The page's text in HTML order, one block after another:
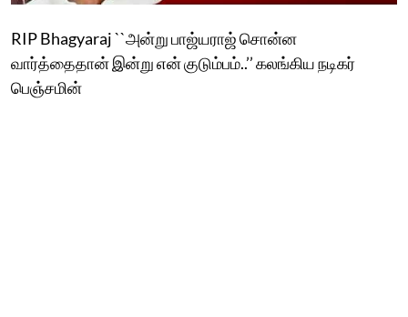
RIP Bhagyaraj ``அன்று பாஜ்யராஜ் சொன்ன
வார்த்தைதான் இன்று என் குடும்பம்..’’ கலங்கிய நடிகர்
பெஞ்சமின்